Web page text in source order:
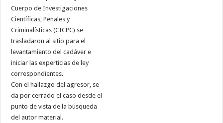
Cuerpo de Investigaciones
Científicas, Penales y
Criminalísticas (CICPC) se
trasladaron al sitio para el
levantamiento del cadáver e
iniciar las experticias de ley
correspondientes.
Con el hallazgo del agresor, se
da por cerrado el caso desde el
punto de vista de la búsqueda
del autor material.